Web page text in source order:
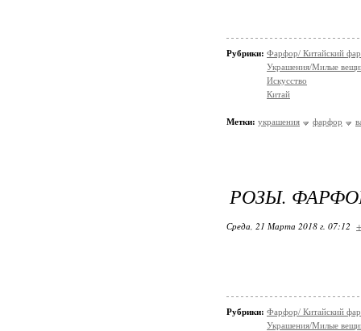
Рубрики: Фарфор/ Китайский
Украшения/Милые
Искусство
Китай
Метки: украшения фарфор
РОЗЫ.
Среда, 21 Марта 2018 г. 07:12
Рубрики: Фарфор/ Китайский
Украшения/Милые